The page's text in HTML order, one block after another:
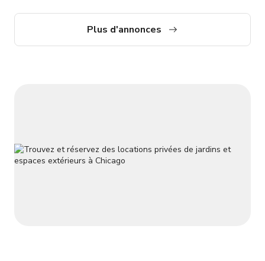
Plus d'annonces